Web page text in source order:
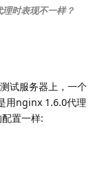
时表现不一样？
试服务器上，一个
用nginx 1.6.0代理
置一样: